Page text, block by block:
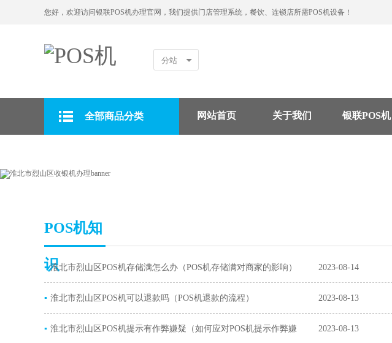
您好，欢迎访问银联POS机办理官网，我们提供门店管理系统，餐饮、连锁店所需POS机设备！
分站
全部商品分类 网站首页 关于我们 银联POS机
POS机知
识
▪ 淮北市烈山区POS机存储满怎么办（POS机存储满对商家的影响） 2023-08-14
▪ 淮北市烈山区POS机可以退款吗（POS机退款的流程） 2023-08-13
▪ 淮北市烈山区POS机提示有作弊嫌疑（如何应对POS机提示作弊嫌 2023-08-13